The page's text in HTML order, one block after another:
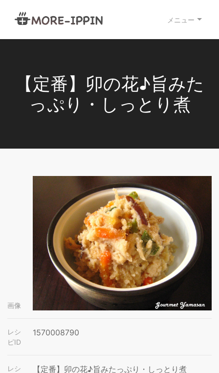
メニュー
【定番】卯の花♪旨みた
っぷり・しっとり煮
画像
レシ
ピID
1570008790
レシ
【定番】卯の花♪旨みたっぷり・しっとり煮